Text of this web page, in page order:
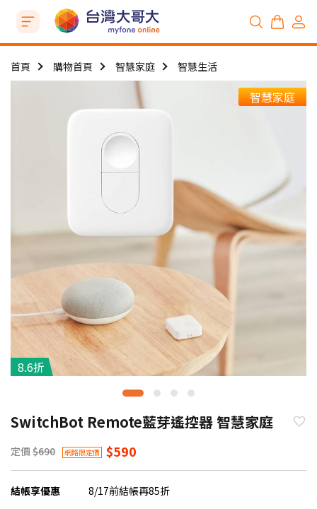
首頁 購物首頁 智慧家庭 智慧生活
智慧家庭
8.6折
SwitchBot Remote藍芽遙控器 智慧家庭
定價 $690 網路限定價 $590
結帳享優惠 8/17前結帳再85折